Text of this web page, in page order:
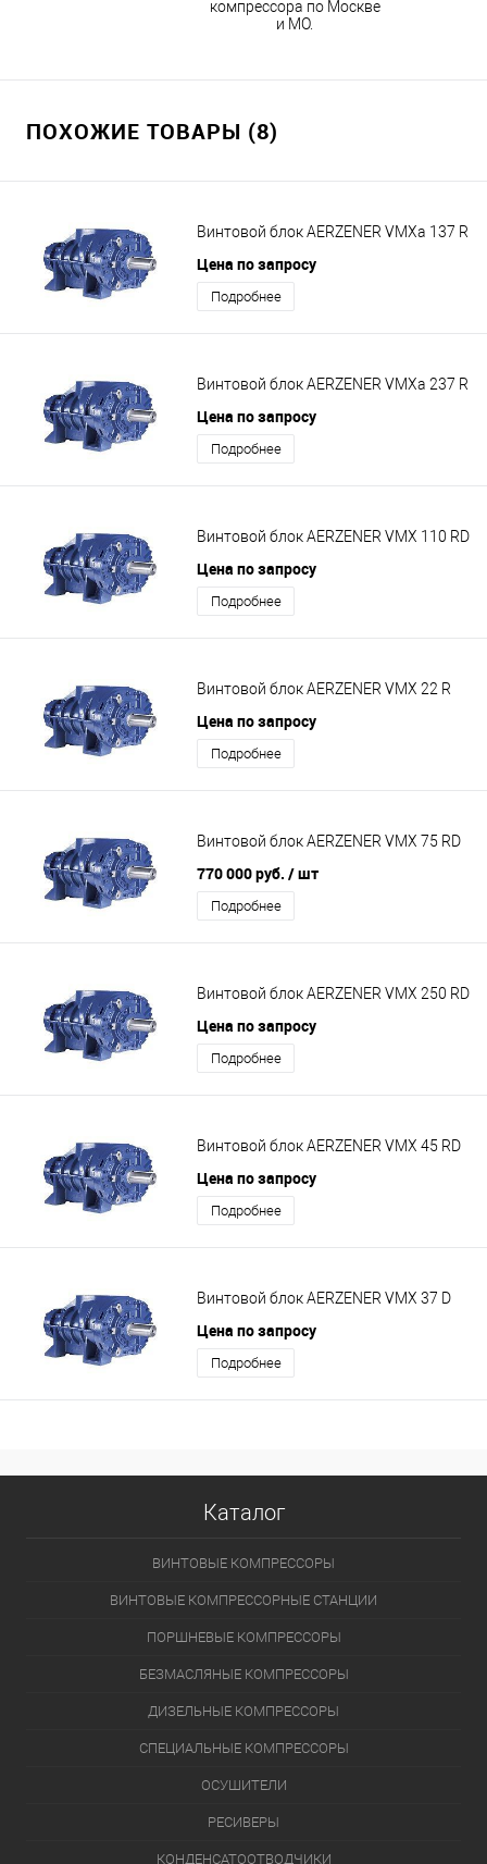
компрессора по Москве
и МО.
ПОХОЖИЕ ТОВАРЫ (8)
Винтовой блок AERZENER VMXa 137 R
Цена по запросу
Подробнее
Винтовой блок AERZENER VMXa 237 R
Цена по запросу
Подробнее
Винтовой блок AERZENER VMX 110 RD
Цена по запросу
Подробнее
Винтовой блок AERZENER VMX 22 R
Цена по запросу
Подробнее
Винтовой блок AERZENER VMX 75 RD
770 000 руб. / шт
Подробнее
Винтовой блок AERZENER VMX 250 RD
Цена по запросу
Подробнее
Винтовой блок AERZENER VMX 45 RD
Цена по запросу
Подробнее
Винтовой блок AERZENER VMX 37 D
Цена по запросу
Подробнее
Каталог
ВИНТОВЫЕ КОМПРЕССОРЫ
ВИНТОВЫЕ КОМПРЕССОРНЫЕ СТАНЦИИ
ПОРШНЕВЫЕ КОМПРЕССОРЫ
БЕЗМАСЛЯНЫЕ КОМПРЕССОРЫ
ДИЗЕЛЬНЫЕ КОМПРЕССОРЫ
СПЕЦИАЛЬНЫЕ КОМПРЕССОРЫ
ОСУШИТЕЛИ
РЕСИВЕРЫ
КОНДЕНСАТООТВОДЧИКИ